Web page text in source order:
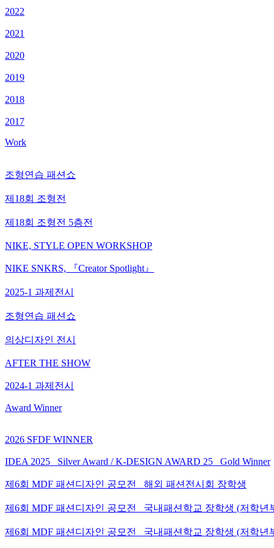
2022
2021
2020
2019
2018
2017
Work
조형연습 패션쇼
제18회 조형전
제18회 조형전 5층전
NIKE, STYLE OPEN WORKSHOP
NIKE SNKRS, 『Creator Spotlight』
2025-1 과제전시
조형연습 패션쇼
의상디자인 전시
AFTER THE SHOW
2024-1 과제전시
Award Winner
2026 SFDF WINNER
IDEA 2025_ Silver Award / K-DESIGN AWARD 25_ Gold Winner
제6회 MDF 패션디자인 공모전_ 해외 패션전시회 장학생
제6회 MDF 패션디자인 공모전_ 국내패션학교 장학생 (저학년
제6회 MDF 패션디자인 공모전_ 국내패션학교 장학생 (저학년